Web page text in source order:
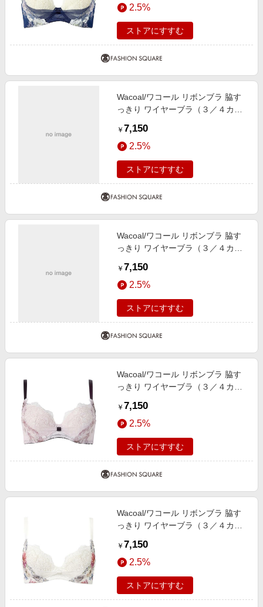
2.5%
ストアにすすむ
Wacoal/ワコール リボンブラ 脇す
っきり ワイヤーブラ（３／４カッ
￥ 7,150
2.5%
ストアにすすむ
Wacoal/ワコール リボンブラ 脇す
っきり ワイヤーブラ（３／４カッ
￥ 7,150
2.5%
ストアにすすむ
Wacoal/ワコール リボンブラ 脇す
っきり ワイヤーブラ（３／４カッ
￥ 7,150
2.5%
ストアにすすむ
Wacoal/ワコール リボンブラ 脇す
っきり ワイヤーブラ（３／４カッ
￥ 7,150
2.5%
ストアにすすむ